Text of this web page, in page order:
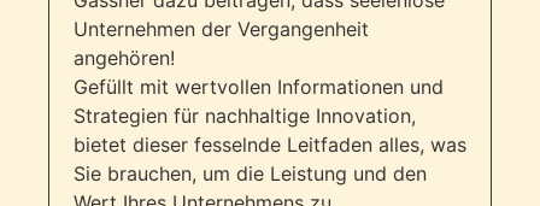
Unternehmen der Vergangenheit
angehören!
Gefüllt mit wertvollen Informationen und
Strategien für nachhaltige Innovation,
bietet dieser fesselnde Leitfaden alles, was
Sie brauchen, um die Leistung und den